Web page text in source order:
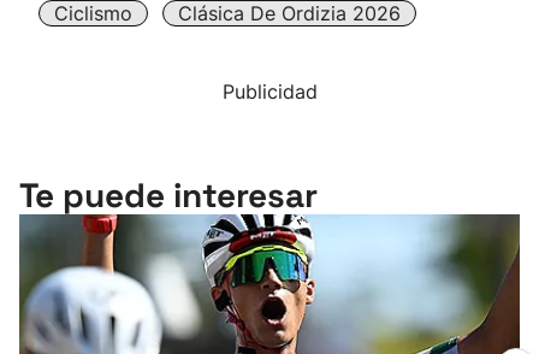
Ciclismo Clásica De Ordizia 2026
Publicidad
Te puede interesar